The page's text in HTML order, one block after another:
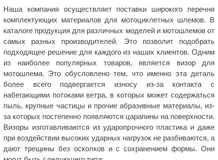
Наша компания осуществляет поставки широкого перечня
комплектующих материалов для мотоциклетных шлемов. В
каталоге продукция для различных моделей и мотошлемов от
самых разных производителей. Это позволит подобрать
подходящее решение для каждого из наших клиентов. Одним
из наиболее популярных товаров, является визор для
мотошлема. Это обусловлено тем, что именно эта деталь
более всего подвергается износу из-за контакта с
набегающими потоками ветра, в которых может содержаться
пыль, крупные частицы и прочие абразивные материалы, из-
за которых постепенно появляются царапины на поверхности.
Визоры изготавливаются из ударопрочного пластика и даже
при воздействии высоких ударных нагрузок не разбиваются, а
дают трещины без осколков и с сохранением формы. Они